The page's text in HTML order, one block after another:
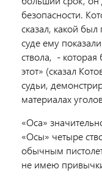
безопасности.
сказал, какой
суде ему
ствола, -
этот» (сказал
судьи,
материалах
«Оса»
«Осы» четыре
обычным
не имею